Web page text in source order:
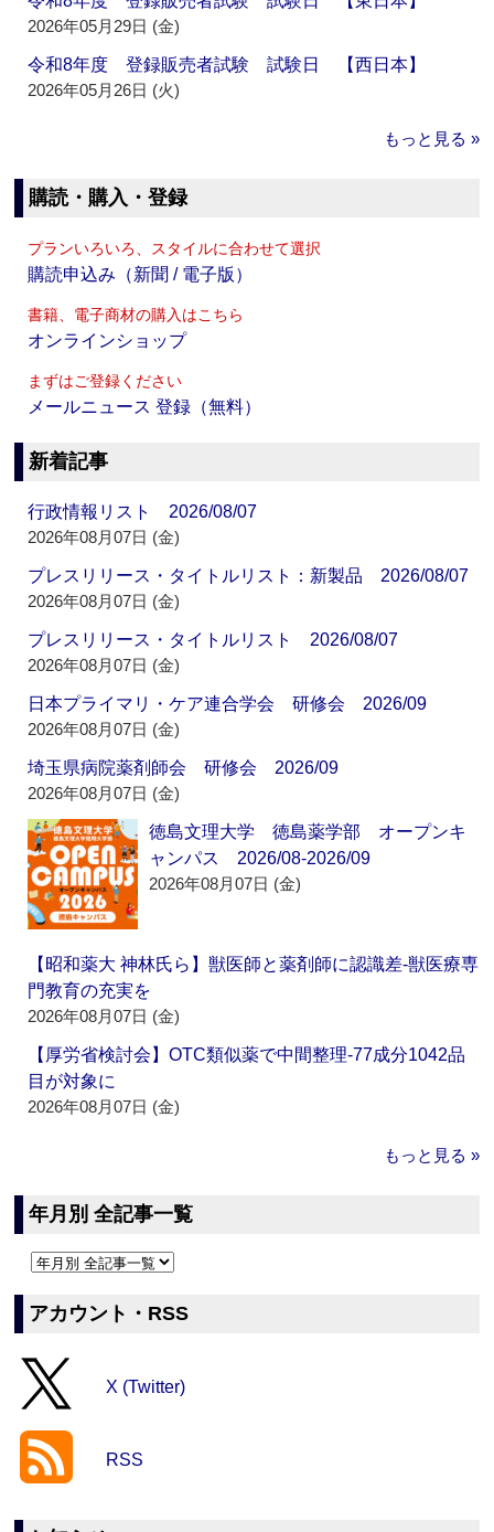
2026年05月29日 (金)
令和8年度 登録販売者試験 試験日 【西日本】
2026年05月26日 (火)
もっと見る »
購読・購入・登録
プランいろいろ、スタイルに合わせて選択
購読申込み（新聞 / 電子版）
書籍、電子商材の購入はこちら
オンラインショップ
まずはご登録ください
メールニュース 登録（無料）
新着記事
行政情報リスト 2026/08/07
2026年08月07日 (金)
プレスリリース・タイトルリスト：新製品 2026/08/07
2026年08月07日 (金)
プレスリリース・タイトルリスト 2026/08/07
2026年08月07日 (金)
日本プライマリ・ケア連合学会 研修会 2026/09
2026年08月07日 (金)
埼玉県病院薬剤師会 研修会 2026/09
2026年08月07日 (金)
徳島文理大学 徳島薬学部 オープンキ
ャンパス 2026/08-2026/09
2026年08月07日 (金)
【昭和薬大 神林氏ら】獣医師と薬剤師に認識差‐獣医療専
門教育の充実を
2026年08月07日 (金)
【厚労省検討会】OTC類似薬で中間整理‐77成分1042品
目が対象に
2026年08月07日 (金)
もっと見る »
年月別 全記事一覧
アカウント・RSS
X (Twitter)
RSS